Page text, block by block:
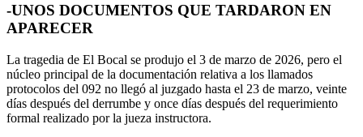
-UNOS DOCUMENTOS QUE TARDARON EN
APARECER
La tragedia de El Bocal se produjo el 3 de marzo de 2026, pero el
núcleo principal de la documentación relativa a los llamados
protocolos del 092 no llegó al juzgado hasta el 23 de marzo, veinte
días después del derrumbe y once días después del requerimiento
formal realizado por la jueza instructora.